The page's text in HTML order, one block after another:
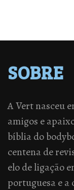
SOBRE
A Vert nasceu
amigos e
bíblia do
centena de
elo de ligação
portuguesa e a